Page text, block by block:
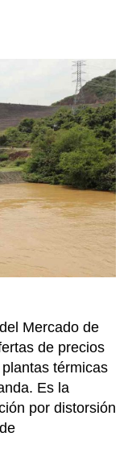
a
Enel
por
en
la
del
precio
en
bolsa
Mercado de
de precios
térmicas
Es la
por distorsión